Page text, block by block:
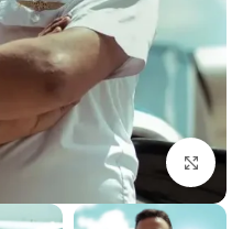
بزرگنمایی تصویر